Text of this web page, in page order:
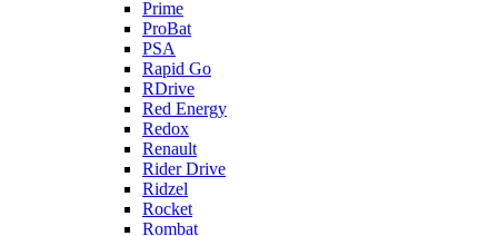
Prime
ProBat
PSA
Rapid Go
RDrive
Red Energy
Redox
Renault
Rider Drive
Ridzel
Rocket
Rombat